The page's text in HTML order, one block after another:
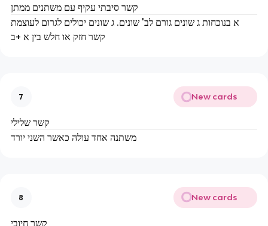
קשר סיבתי עקיף עם משתנים ממתן
א בנוכחות ג שונים גורם לב' שונים. ג שונים יכולים לגרום לעוצמת
קשר חזק או חלש בין א +ב
7 New cards
קשר שלילי
משתנה אחד עולה כאשר השני יורד
8 New cards
קשר חיובי